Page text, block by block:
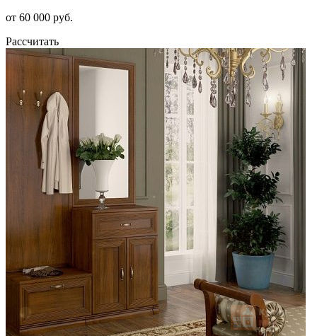
от 60 000 руб.
Рассчитать